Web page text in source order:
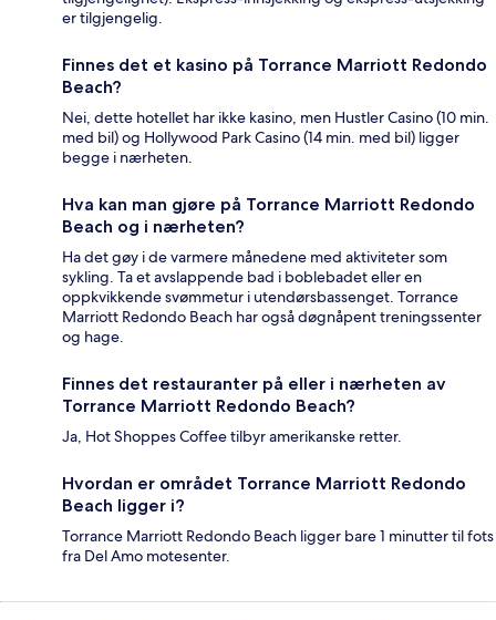
er tilgjengelig.
Finnes det et kasino på Torrance Marriott Redondo
Beach?
Nei, dette hotellet har ikke kasino, men Hustler Casino (10 min.
med bil) og Hollywood Park Casino (14 min. med bil) ligger
begge i nærheten.
Hva kan man gjøre på Torrance Marriott Redondo
Beach og i nærheten?
Ha det gøy i de varmere månedene med aktiviteter som
sykling. Ta et avslappende bad i boblebadet eller en
oppkvikkende svømmetur i utendørsbassenget. Torrance
Marriott Redondo Beach har også døgnåpent treningssenter
og hage.
Finnes det restauranter på eller i nærheten av
Torrance Marriott Redondo Beach?
Ja, Hot Shoppes Coffee tilbyr amerikanske retter.
Hvordan er området Torrance Marriott Redondo
Beach ligger i?
Torrance Marriott Redondo Beach ligger bare 1 minutter til fots
fra Del Amo motesenter.